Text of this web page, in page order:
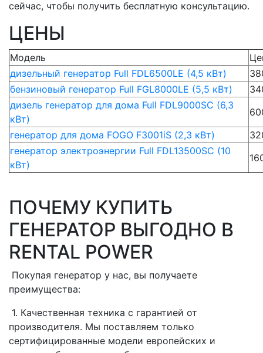
сейчас, чтобы получить бесплатную консультацию.
ЦЕНЫ
Модель
дизельный генератор Full FDL6500LE (4,5 кВт)
бензиновый генератор Full FGL8000LE (5,5 кВт)
дизель генератор для дома Full FDL9000SC (6,3
кВт)
генератор для дома FOGO F3001iS (2,3 кВт)
генератор электроэнергии Full FDL13500SC (10
кВт)
ПОЧЕМУ КУПИТЬ
ГЕНЕРАТОР ВЫГОДНО В
RENTAL POWER
Покупая генератор у нас, вы получаете
преимущества:
1. Качественная техника с гарантией от
производителя. Мы поставляем только
сертифицированные модели европейских и